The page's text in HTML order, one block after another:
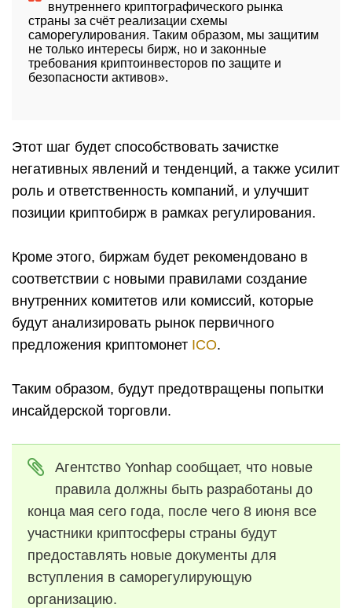
внутреннего криптографического рынка
страны за счёт реализации схемы
саморегулирования. Таким образом, мы защитим
не только интересы бирж, но и законные
требования криптоинвесторов по защите и
безопасности активов».
Этот шаг будет способствовать зачистке
негативных явлений и тенденций, а также усилит
роль и ответственность компаний, и улучшит
позиции криптобирж в рамках регулирования.
Кроме этого, биржам будет рекомендовано в
соответствии с новыми правилами создание
внутренних комитетов или комиссий, которые
будут анализировать рынок первичного
предложения криптомонет ICO.
Таким образом, будут предотвращены попытки
инсайдерской торговли.
Агентство Yonhap сообщает, что новые
правила должны быть разработаны до
конца мая сего года, после чего 8 июня все
участники криптосферы страны будут
предоставлять новые документы для
вступления в саморегулирующую
организацию.